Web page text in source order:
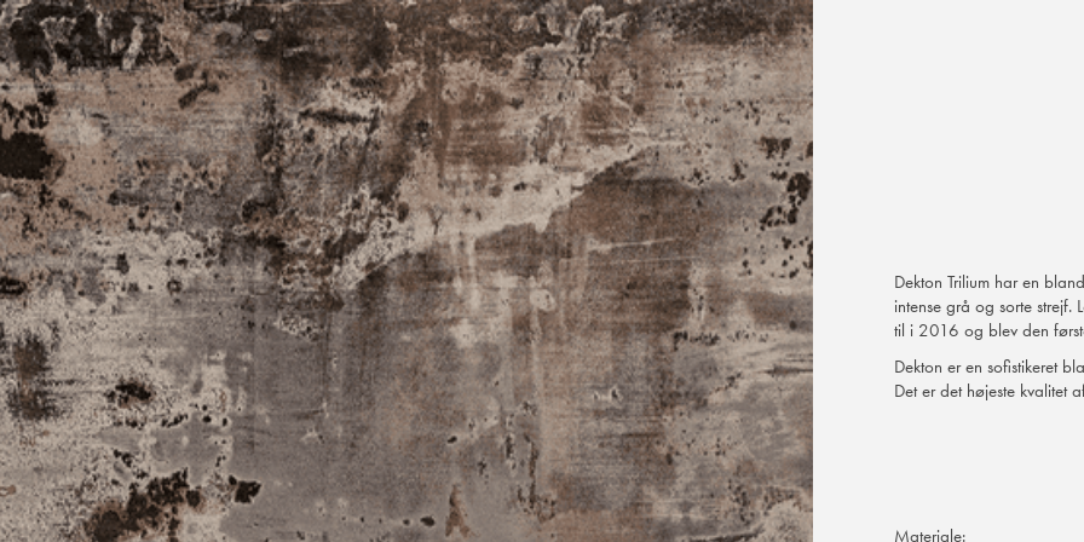
Dekton Trilium har en
intense grå og sorte strejf.
til i 2016 og blev den
Dekton er en sofistikeret
Det er det højeste kvalitet
Materiale: